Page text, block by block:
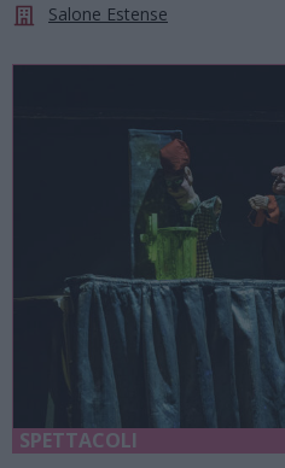
Salone Estense
SPETTACOLI